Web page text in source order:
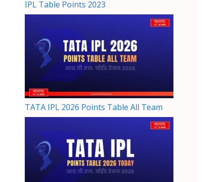
IPL Table Points 2023
TATA IPL 2026 Points Table All Team